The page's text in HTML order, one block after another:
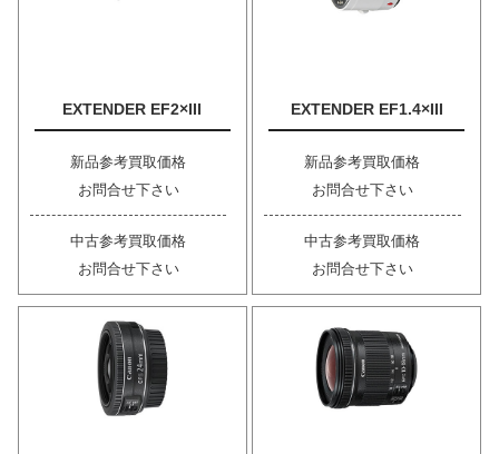
EXTENDER EF2×III
新品参考買取価格
お問合せ下さい
中古参考買取価格
お問合せ下さい
EXTENDER EF1.4×III
新品参考買取価格
お問合せ下さい
中古参考買取価格
お問合せ下さい